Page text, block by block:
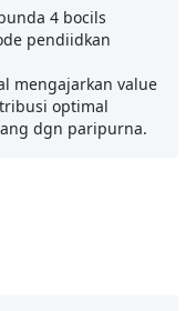
4 bocils
pendiidkan
mengajarkan value
optimal
dgn paripurna.